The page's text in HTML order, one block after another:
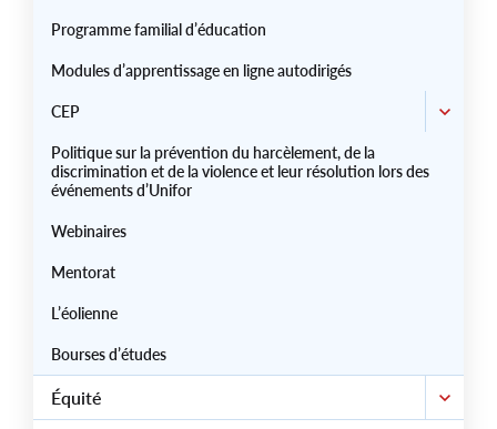
Programme familial d’éducation
Modules d’apprentissage en ligne autodirigés
CEP
Politique sur la prévention du harcèlement, de la
discrimination et de la violence et leur résolution lors des
événements d’Unifor
Webinaires
Mentorat
L’éolienne
Bourses d’études
Équité